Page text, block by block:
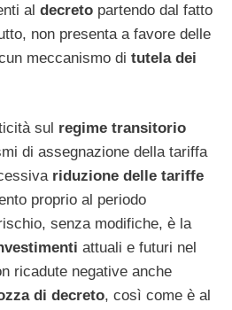
al decreto partendo dal fatto
non presenta a favore delle
meccanismo di tutela dei
sul regime transitorio
di assegnazione della tariffa
riduzione delle tariffe
proprio al periodo
senza modifiche, è la
attuali e futuri nel
ricadute negative anche
di decreto, così come è al